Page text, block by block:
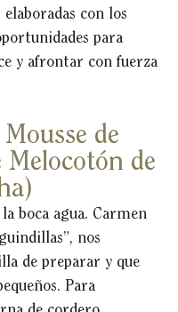
con los
para
y afrontar con fuerza
de
Melocotón de
boca agua. Carmen
nos
de preparar y que
Para